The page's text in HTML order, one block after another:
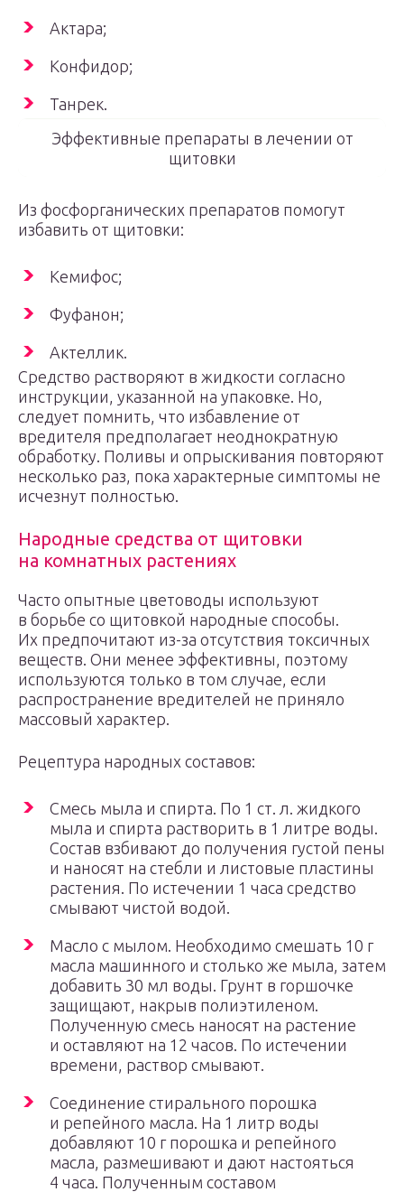
Актара;
Конфидор;
Танрек.
Эффективные препараты в лечении от
щитовки
Из фосфорганических препаратов помогут
избавить от щитовки:
Кемифос;
Фуфанон;
Актеллик.
Средство растворяют в жидкости согласно
инструкции, указанной на упаковке. Но,
следует помнить, что избавление от
вредителя предполагает неоднократную
обработку. Поливы и опрыскивания повторяют
несколько раз, пока характерные симптомы не
исчезнут полностью.
Народные средства от щитовки
на комнатных растениях
Часто опытные цветоводы используют
в борьбе со щитовкой народные способы.
Их предпочитают из-за отсутствия токсичных
веществ. Они менее эффективны, поэтому
используются только в том случае, если
распространение вредителей не приняло
массовый характер.
Рецептура народных составов:
Смесь мыла и спирта. По 1 ст. л. жидкого
мыла и спирта растворить в 1 литре воды.
Состав взбивают до получения густой пены
и наносят на стебли и листовые пластины
растения. По истечении 1 часа средство
смывают чистой водой.
Масло с мылом. Необходимо смешать 10 г
масла машинного и столько же мыла, затем
добавить 30 мл воды. Грунт в горшочке
защищают, накрыв полиэтиленом.
Полученную смесь наносят на растение
и оставляют на 12 часов. По истечении
времени, раствор смывают.
Соединение стирального порошка
и репейного масла. На 1 литр воды
добавляют 10 г порошка и репейного
масла, размешивают и дают настояться
4 часа. Полученным составом